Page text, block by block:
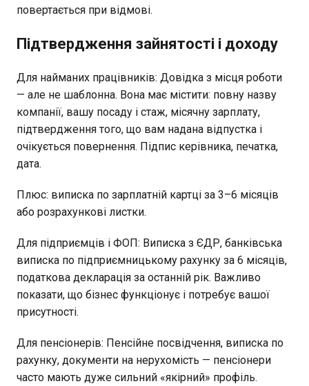
повертається при відмові.
Підтвердження зайнятості і доходу
Для найманих працівників: Довідка з місця роботи
— але не шаблонна. Вона має містити: повну назву
компанії, вашу посаду і стаж, місячну зарплату,
підтвердження того, що вам надана відпустка і
очікується повернення. Підпис керівника, печатка,
дата.
Плюс: виписка по зарплатній картці за 3–6 місяців
або розрахункові листки.
Для підприємців і ФОП: Виписка з ЄДР, банківська
виписка по підприємницькому рахунку за 6 місяців,
податкова декларація за останній рік. Важливо
показати, що бізнес функціонує і потребує вашої
присутності.
Для пенсіонерів: Пенсійне посвідчення, виписка по
рахунку, документи на нерухомість — пенсіонери
часто мають дуже сильний «якірний» профіль.